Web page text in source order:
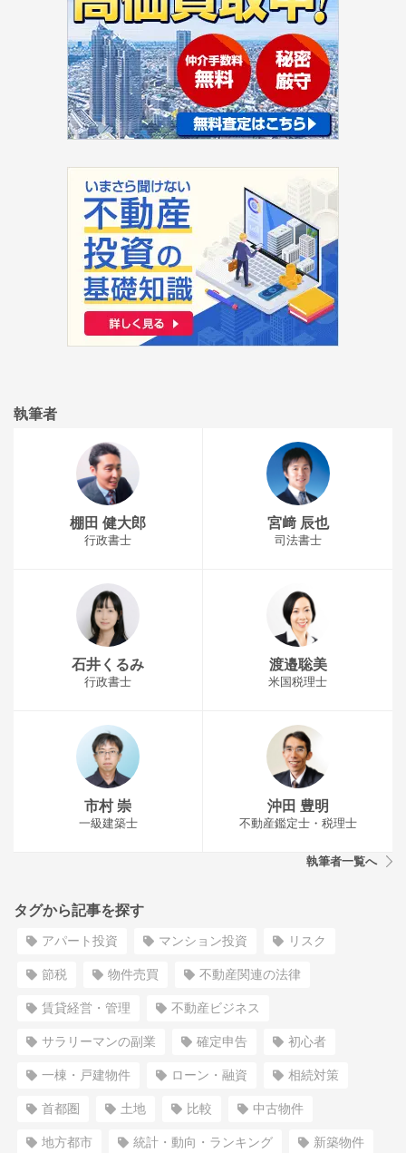
執筆者
棚田 健大郎
行政書士
宮﨑 辰也
司法書士
石井くるみ
行政書士
渡邉聡美
米国税理士
市村 崇
一級建築士
沖田 豊明
不動産鑑定士・税理士
執筆者一覧へ
タグから記事を探す
アパート投資 マンション投資 リスク
節税 物件売買 不動産関連の法律
賃貸経営・管理 不動産ビジネス
サラリーマンの副業 確定申告 初心者
一棟・戸建物件 ローン・融資 相続対策
首都圏 土地 比較 中古物件
地方都市 統計・動向・ランキング 新築物件